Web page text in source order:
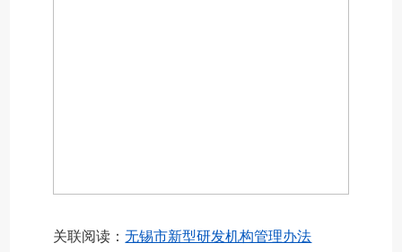
关联阅读：无锡市新型研发机构管理办法